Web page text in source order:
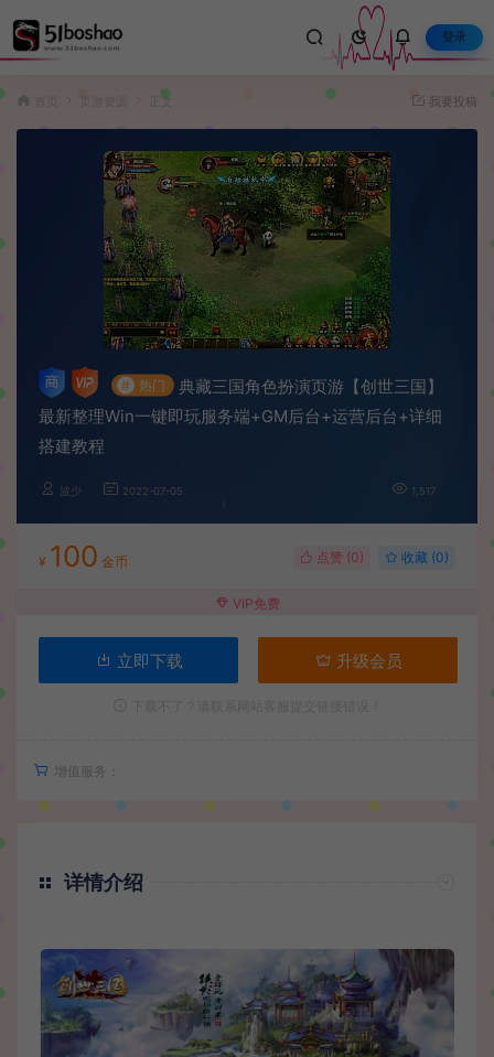
登录
页游资源 正文 我要投稿
# 热门
典藏三国角色扮演页游【创世三国】
最新整理Win一键即玩服务端+GM后台+运营后台+详细
搭建教程
波少 2022-07-05 1,517
¥ 100 金币 点赞 (0) 收藏 (0)
VIP免费
立即下载 升级会员
增值服务：
详情介绍